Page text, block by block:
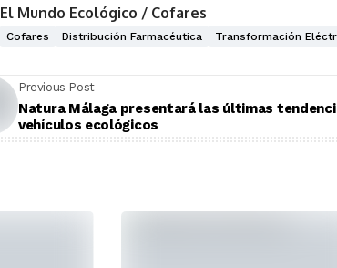
El Mundo Ecológico / Cofares
Cofares Distribución Farmacéutica Transformación
Previous Post
Natura Málaga presentará las últimas
vehículos ecológicos